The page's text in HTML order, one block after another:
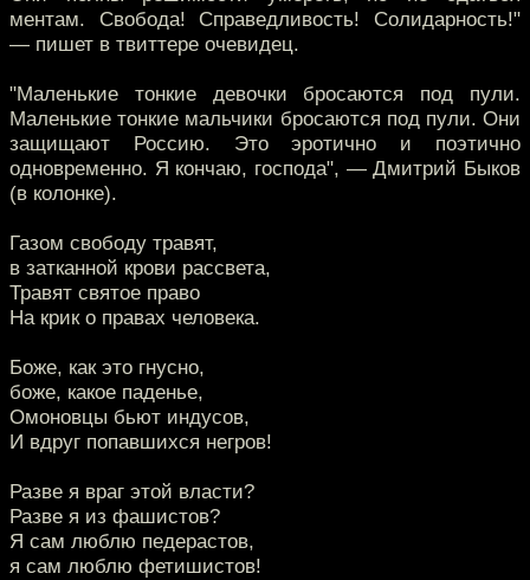
ментам. Свобода! Справедливость! Солидарность!"
— пишет в твиттере очевидец.
"Маленькие тонкие девочки бросаются под пули.
Маленькие тонкие мальчики бросаются под пули. Они
защищают Россию. Это эротично и поэтично
одновременно. Я кончаю, господа", — Дмитрий Быков
(в колонке).
Газом свободу травят,
в затканной крови рассвета,
Травят святое право
На крик о правах человека.
Боже, как это гнусно,
боже, какое паденье,
Омоновцы бьют индусов,
И вдруг попавшихся негров!
Разве я враг этой власти?
Разве я из фашистов?
Я сам люблю педерастов,
я сам люблю фетишистов!